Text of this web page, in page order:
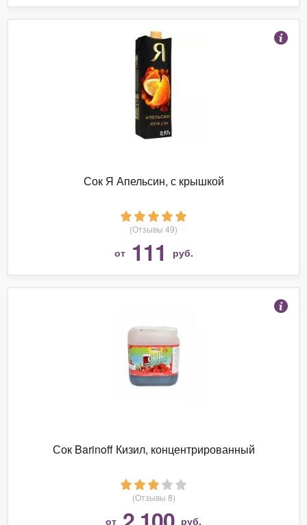
Сок Я Апельсин, с крышкой
(Отзывы 49)
от 111 руб.
Сок Barinoff Кизил, концентрированный
(Отзывы 8)
от руб.